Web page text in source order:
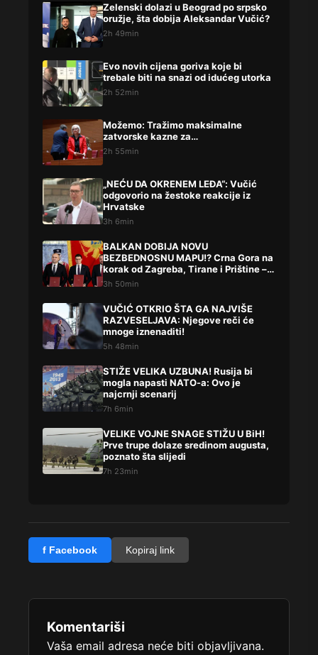
Zelenski dolazi u Beograd po srpsko
oružje, šta dobija Aleksandar Vučić?
2h 49min
Evo novih cijena goriva koje bi
trebale biti na snazi od idućeg utorka
2h 52min
Možemo: Tražimo maksimalne
zatvorske kazne za…
2h 55min
„NEĆU DA OKRENEM LEĐA“: Vučić
odgovorio na žestoke reakcije iz
Hrvatske
3h 6min
BALKAN DOBIJA NOVU
BEZBEDNOSNU MAPU!? Crna Gora na
korak od Zagreba, Tirane i Prištine –
detalji koji su podigli prašinu
3h 50min
VUČIĆ OTKRIO ŠTA GA NAJVIŠE
RAZVESELJAVA: Njegove reči će
mnoge iznenaditi!
5h 48min
STIŽE VELIKA UZBUNA! Rusija bi
mogla napasti NATO-a: Ovo je
najcrnji scenarij
7h 6min
VELIKE VOJNE SNAGE STIŽU U BiH!
Prve trupe dolaze sredinom augusta,
poznato šta slijedi
7h 23min
f Facebook Kopiraj link
Komentariši
Vaša email adresa neće biti objavljivana.